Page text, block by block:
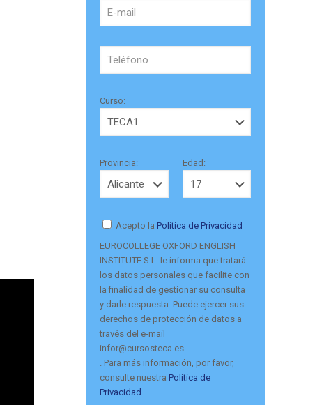
Curso:
Provincia: Edad:
Acepto la Política de Privacidad
EUROCOLLEGE OXFORD ENGLISH
INSTITUTE S.L. le informa que tratará
los datos personales que facilite con
la finalidad de gestionar su consulta
y darle respuesta. Puede ejercer sus
derechos de protección de datos a
través del e-mail
infor@cursosteca.es.
. Para más información, por favor,
consulte nuestraPolítica de
Privacidad